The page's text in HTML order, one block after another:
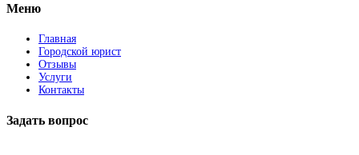
Меню
Главная
Городской юрист
Отзывы
Услуги
Контакты
Задать вопрос